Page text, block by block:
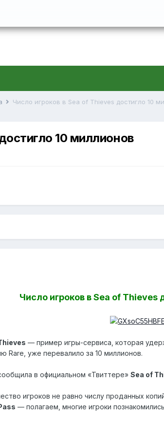
Число игроков в Sea of Thieves достигло 10
10 миллионов
Число игроков в Sea of Thieves
— пример игры-сервиса, которая
Rare, уже перевалило за 10 миллионов.
в официальном «Твиттере» Sea of
игроков не равно числу проданных
— полагаем, многие игроки